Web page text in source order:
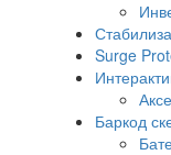
Surge
Баркод